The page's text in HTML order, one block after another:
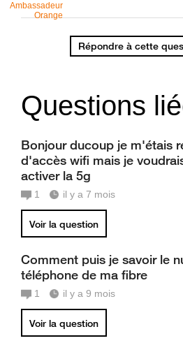
Ambassadeur
Orange
Répondre à cette
Questions
Bonjour ducoup je m'étais
d'accès wifi mais je
activer la 5g
1 il y a 7 mois
Voir la question
Comment puis je savoir le
téléphone de ma fibre
1 il y a 9 mois
Voir la question